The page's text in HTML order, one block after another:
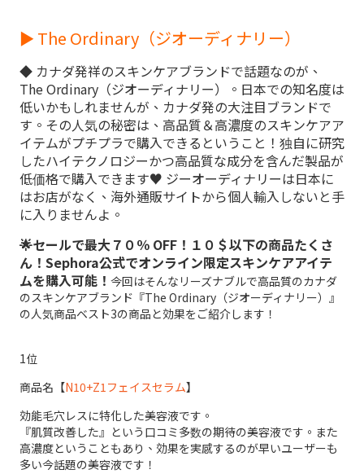
► The Ordinary（ジオーディナリー）
◆ カナダ発祥のスキンケアブランドで話題なのが、
The Ordinary（ジオーディナリー）。日本での知名度は
低いかもしれませんが、カナダ発の大注目ブランドで
す。その人気の秘密は、高品質＆高濃度のスキンケアア
イテムがプチプラで購入できるということ！独自に研究
したハイテクノロジーかつ高品質な成分を含んだ製品が
低価格で購入できます♥ ジーオーディナリーは日本に
はお店がなく、海外通販サイトから個人輸入しないと手
に入りませんよ。
🌟セールで最大７０％ OFF！１０＄以下の商品たくさ
ん！Sephora公式でオンライン限定スキンケアアイテ
ムを購入可能！ 今回はそんなリーズナブルで高品質のカナダ
のスキンケアブランド『The Ordinary（ジオーディナリー） 』
の人気商品ベスト3の商品と効果をご紹介します！
1位
商品名【N10+Z1フェイスセラム】
効能毛穴レスに特化した美容液です。
『肌質改善した』という口コミ多数の期待の美容液です。また
高濃度ということもあり、効果を実感するのが早いユーザーも
多い今話題の美容液です！